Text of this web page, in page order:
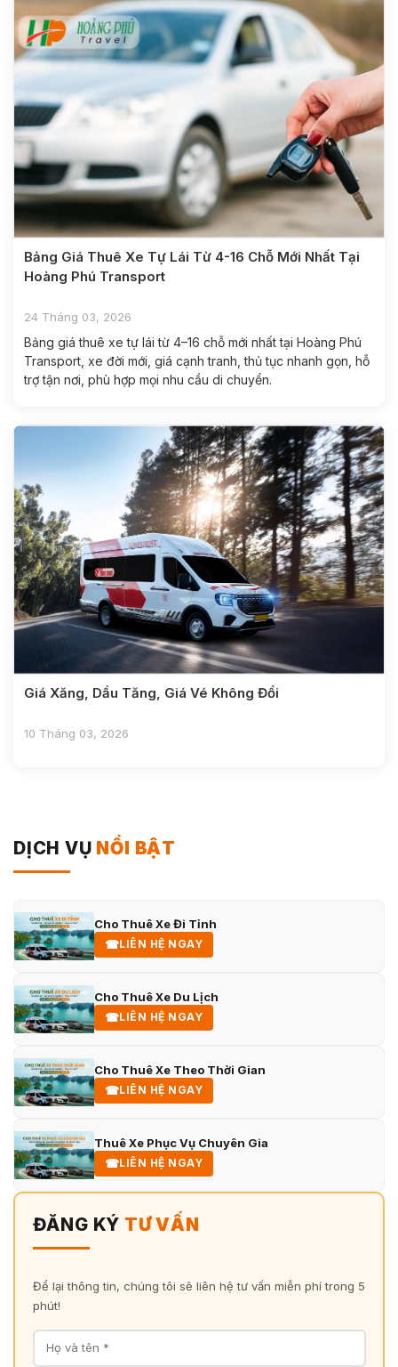
Bảng Giá Thuê Xe Tự Lái Từ 4-16 Chỗ Mới Nhất Tại
Hoàng Phú Transport
24 Tháng 03, 2026
Bảng giá thuê xe tự lái từ 4–16 chỗ mới nhất tại Hoàng Phú
Transport, xe đời mới, giá cạnh tranh, thủ tục nhanh gọn, hỗ
trợ tận nơi, phù hợp mọi nhu cầu di chuyển.
Giá Xăng, Dầu Tăng, Giá Vé Không Đổi
10 Tháng 03, 2026
DỊCH VỤ NỔI BẬT
Cho Thuê Xe Đi Tỉnh
☎LIÊN HỆ NGAY
Cho Thuê Xe Du Lịch
☎LIÊN HỆ NGAY
Cho Thuê Xe Theo Thời Gian
☎LIÊN HỆ NGAY
Thuê Xe Phục Vụ Chuyên Gia
☎LIÊN HỆ NGAY
ĐĂNG KÝ TƯ VẤN
Để lại thông tin, chúng tôi sẽ liên hệ tư vấn miễn phí trong 5
phút!